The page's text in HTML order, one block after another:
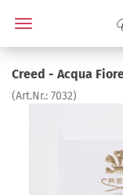
Creed - Acqua
(Art.Nr.: 7032)